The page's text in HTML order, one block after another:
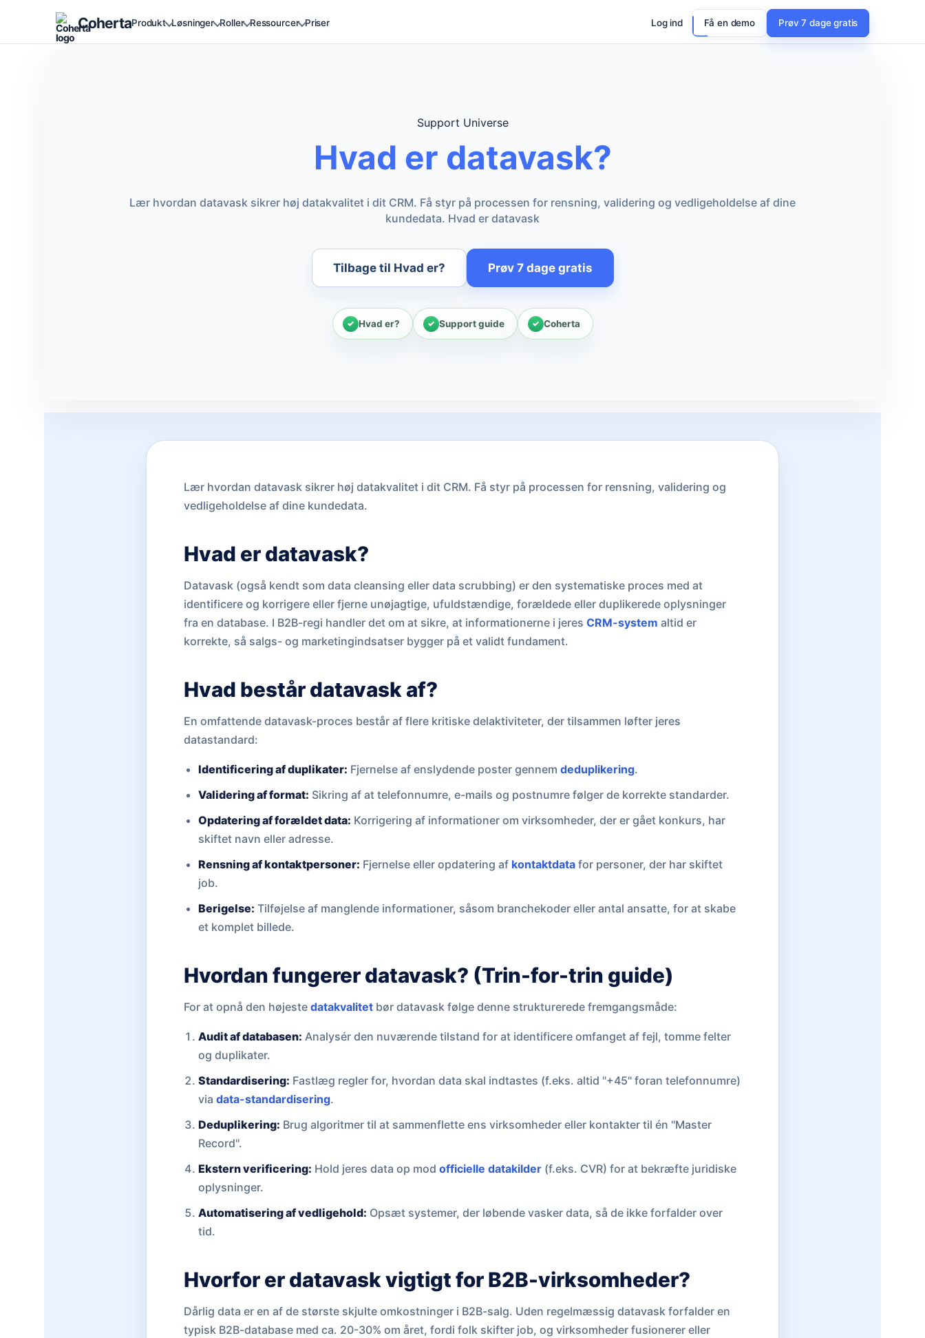
CohertaProdukt Løsninger Roller Ressourcer Priser Log ind Få en demo Prøv 7 dage gratis
Support Universe
Hvad er datavask?
Lær hvordan datavask sikrer høj datakvalitet i dit CRM. Få styr på processen for rensning, validering og vedligeholdelse af dine
kundedata. Hvad er datavask
Tilbage til Hvad er? Prøv 7 dage gratis
Hvad er? Support guide Coherta
Lær hvordan datavask sikrer høj datakvalitet i dit CRM. Få styr på processen for rensning, validering og
vedligeholdelse af dine kundedata.
Hvad er datavask?
Datavask (også kendt som data cleansing eller data scrubbing) er den systematiske proces med at
identificere og korrigere eller fjerne unøjagtige, ufuldstændige, forældede eller duplikerede oplysninger
fra en database. I B2B-regi handler det om at sikre, at informationerne i jeres CRM-system altid er
korrekte, så salgs- og marketingindsatser bygger på et validt fundament.
Hvad består datavask af?
En omfattende datavask-proces består af flere kritiske delaktiviteter, der tilsammen løfter jeres
datastandard:
Identificering af duplikater: Fjernelse af enslydende poster gennemdeduplikering.
Validering af format: Sikring af at telefonnumre, e-mails og postnumre følger de korrekte standarder.
Opdatering af forældet data: Korrigering af informationer om virksomheder, der er gået konkurs, har
skiftet navn eller adresse.
Rensning af kontaktpersoner: Fjernelse eller opdatering af kontaktdata for personer, der har skiftet
job.
Berigelse: Tilføjelse af manglende informationer, såsom branchekoder eller antal ansatte, for at skabe
et komplet billede.
Hvordan fungerer datavask? (Trin-for-trin guide)
For at opnå den højeste datakvalitetbør datavask følge denne strukturerede fremgangsmåde:
Audit af databasen: Analysér den nuværende tilstand for at identificere omfanget af fejl, tomme felter
og duplikater.
Standardisering: Fastlæg regler for, hvordan data skal indtastes (f.eks. altid "+45" foran telefonnumre)
viadata-standardisering.
Deduplikering: Brug algoritmer til at sammenflette ens virksomheder eller kontakter til én "Master
Record".
Ekstern verificering: Hold jeres data op modofficielle datakilder (f.eks. CVR) for at bekræfte juridiske
oplysninger.
Automatisering af vedligehold: Opsæt systemer, der løbende vasker data, så de ikke forfalder over
tid.
Hvorfor er datavask vigtigt for B2B-virksomheder?
Dårlig data er en af de største skjulte omkostninger i B2B-salg. Uden regelmæssig datavask forfalder en
typisk B2B-database med ca. 20-30% om året, fordi folk skifter job, og virksomheder fusionerer eller